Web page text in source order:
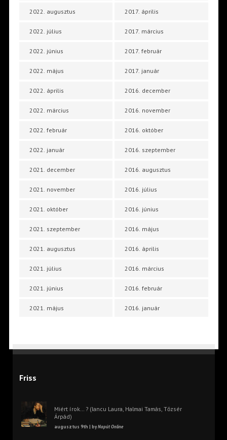
2022. augusztus
2022. július
2022. június
2022. május
2022. április
2022. március
2022. február
2022. január
2021. december
2021. november
2021. október
2021. szeptember
2021. augusztus
2021. július
2021. június
2021. május
2017. április
2017. március
2017. február
2017. január
2016. december
2016. november
2016. október
2016. szeptember
2016. augusztus
2016. július
2016. június
2016. május
2016. április
2016. március
2016. február
2016. január
Friss
Miért írok… ? (Iancu Laura, Halmai Tamás, Tőzsér
Árpád)
augusztus 9th | byNapút Online